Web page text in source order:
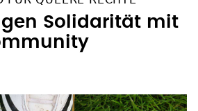
Solidarität mit